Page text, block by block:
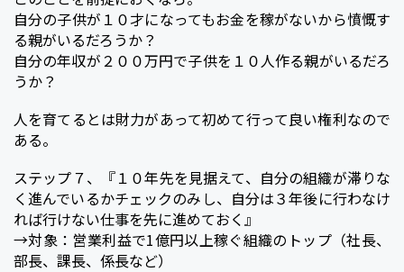
自分の子供が１０才になってもお金を稼がないから憤慨す
る親がいるだろうか？
自分の年収が２００万円で子供を１０人作る親がいるだろ
うか？
人を育てるとは財力があって初めて行って良い権利なので
ある。
ステップ７、『１０年先を見据えて、自分の組織が滞りな
く進んでいるかチェックのみし、自分は３年後に行わなけ
れば行けない仕事を先に進めておく』
→対象：営業利益で1億円以上稼ぐ組織のトップ（社長、
部長、課長、係長など）